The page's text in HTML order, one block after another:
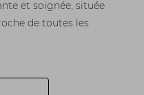
et soignée, située
de toutes les